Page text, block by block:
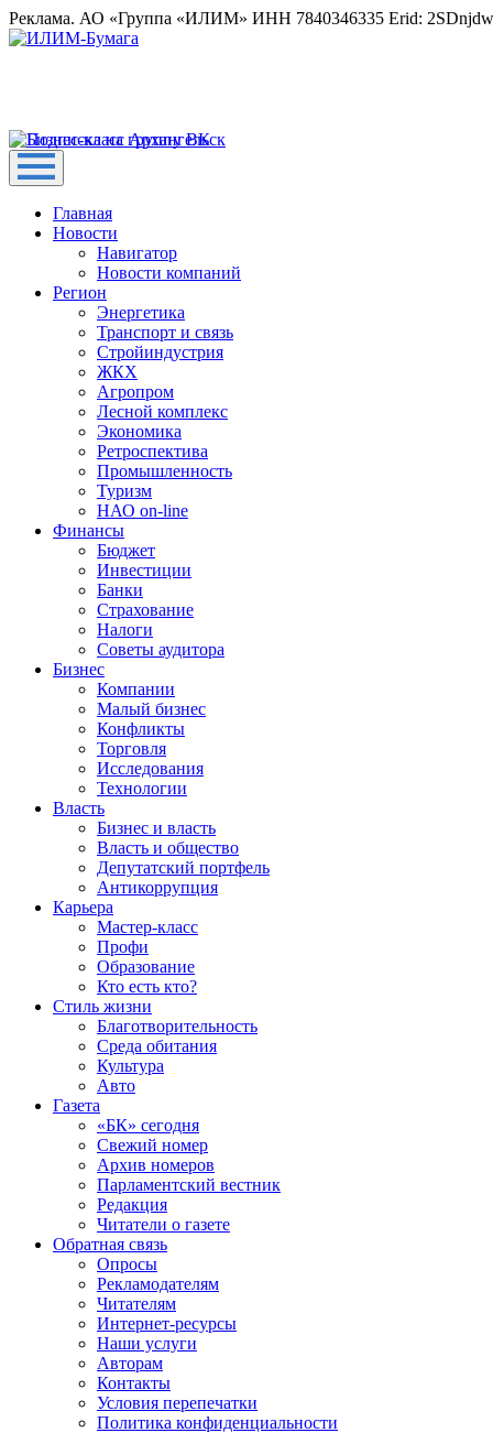
Реклама. АО «Группа «ИЛИМ» ИНН 7840346335 Erid:
Главная
Новости
Навигатор
Новости компаний
Регион
Энергетика
Транспорт и связь
Стройиндустрия
ЖКХ
Агропром
Лесной комплекс
Экономика
Ретроспектива
Промышленность
Туризм
НАО on-line
Финансы
Бюджет
Инвестиции
Банки
Страхование
Налоги
Советы аудитора
Бизнес
Компании
Малый бизнес
Конфликты
Торговля
Исследования
Технологии
Власть
Бизнес и власть
Власть и общество
Депутатский портфель
Антикоррупция
Карьера
Мастер-класс
Профи
Образование
Кто есть кто?
Стиль жизни
Благотворительность
Среда обитания
Культура
Авто
Газета
«БК» сегодня
Свежий номер
Архив номеров
Парламентский вестник
Редакция
Читатели о газете
Обратная связь
Опросы
Рекламодателям
Читателям
Интернет-ресурсы
Наши услуги
Авторам
Контакты
Условия перепечатки
Политика конфиденциальности